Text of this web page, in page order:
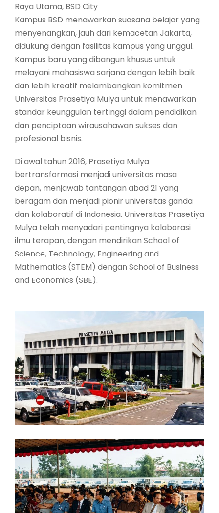
Raya Utama, BSD City
Kampus BSD menawarkan suasana belajar yang
menyenangkan, jauh dari kemacetan Jakarta,
didukung dengan fasilitas kampus yang unggul.
Kampus baru yang dibangun khusus untuk
melayani mahasiswa sarjana dengan lebih baik
dan lebih kreatif melambangkan komitmen
Universitas Prasetiya Mulya untuk menawarkan
standar keunggulan tertinggi dalam pendidikan
dan penciptaan wirausahawan sukses dan
profesional bisnis.
Di awal tahun 2016, Prasetiya Mulya
bertransformasi menjadi universitas masa
depan, menjawab tantangan abad 21 yang
beragam dan menjadi pionir universitas ganda
dan kolaboratif di Indonesia. Universitas Prasetiya
Mulya telah menyadari pentingnya kolaborasi
ilmu terapan, dengan mendirikan School of
Science, Technology, Engineering and
Mathematics (STEM) dengan School of Business
and Economics (SBE).